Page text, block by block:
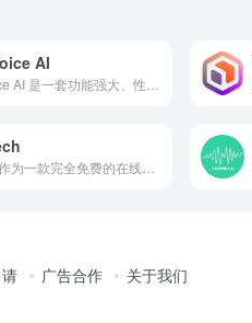
AI
Deepgram Voice AI 是一套功能强大、性能卓越的语音 API 服务，它利用先进的 AI 模型和技术，为用户提供实时、低延迟、高质量的语音转文本和文本转语音能力。
Text to Speech作为一款完全免费的在线AI文本转语音工具，具有多语言支持、丰富音色选择、语音参数调整等功能特点。Text to Speech支持50多种国家语言，包括但不限于普通话、英语、粤语、东北话、四川话等，满足全球用户的语言需求。Text to Speech目前完全免费，没有次数限制。
广告合作 关于我们